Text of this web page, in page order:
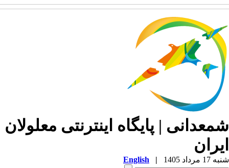
| پایگاه اینترنتی معلولان
مرداد 1405 |
English